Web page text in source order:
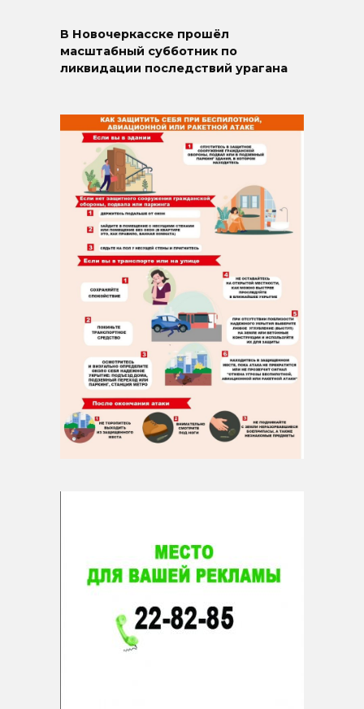
В Новочеркасске прошёл
масштабный субботник по
ликвидации последствий урагана